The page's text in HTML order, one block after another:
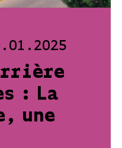
: La
une